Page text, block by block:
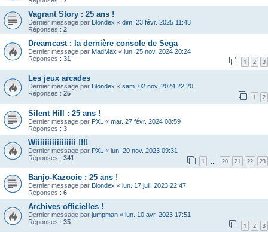
Vagrant Story : 25 ans !
Dernier message par Blondex « dim. 23 févr. 2025 11:48
Réponses : 2
Dreamcast : la dernière console de Sega
Dernier message par MadMax « lun. 25 nov. 2024 20:24
Réponses : 31 1 2 3
Les jeux arcades
Dernier message par Blondex « sam. 02 nov. 2024 22:20
Réponses : 25 1 2
Silent Hill : 25 ans !
Dernier message par PXL « mar. 27 févr. 2024 08:59
Réponses : 3
Wiiiiiiiiiiiiiiiii !!!!
Dernier message par PXL « lun. 20 nov. 2023 09:31
Réponses : 341 1 20 21 22 23
Banjo-Kazooie : 25 ans !
Dernier message par Blondex « lun. 17 juil. 2023 22:47
Réponses : 6
Archives officielles !
Dernier message par jumpman « lun. 10 avr. 2023 17:51
Réponses : 35 1 2 3